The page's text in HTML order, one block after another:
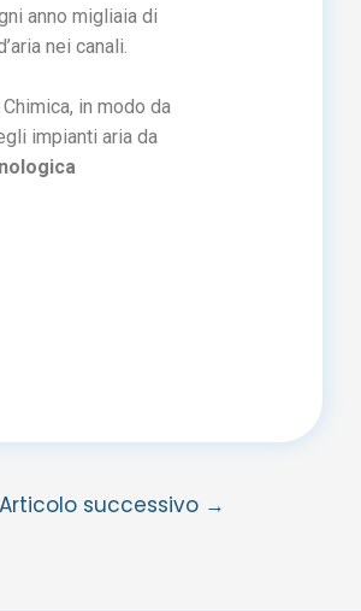
anno migliaia di
nei canali.
in modo da
impianti aria da
Articolo successivo →